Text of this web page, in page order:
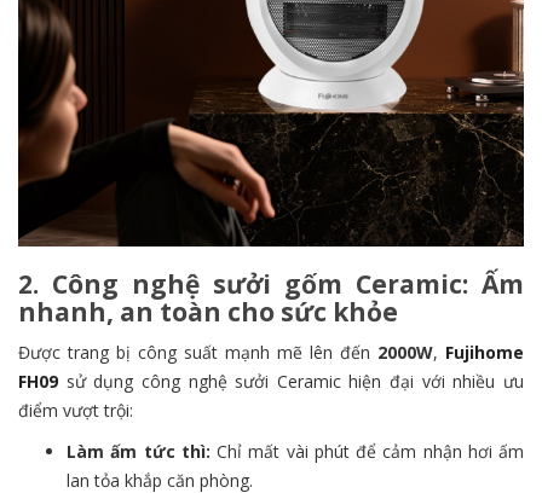
2. Công nghệ sưởi gốm Ceramic: Ấm
nhanh, an toàn cho sức khỏe
Được trang bị công suất mạnh mẽ lên đến 2000W, Fujihome
FH09 sử dụng công nghệ sưởi Ceramic hiện đại với nhiều ưu
điểm vượt trội:
Làm ấm tức thì: Chỉ mất vài phút để cảm nhận hơi ấm
lan tỏa khắp căn phòng.